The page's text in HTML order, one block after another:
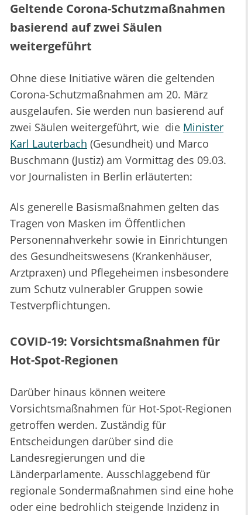
Geltende Corona-Schutzmaßnahmen
basierend auf zwei Säulen
weitergeführt
Ohne diese Initiative wären die geltenden
Corona-Schutzmaßnahmen am 20. März
ausgelaufen. Sie werden nun basierend auf
zwei Säulen weitergeführt, wie die Minister
Karl Lauterbach (Gesundheit) und Marco
Buschmann (Justiz) am Vormittag des 09.03.
vor Journalisten in Berlin erläuterten:
Als generelle Basismaßnahmen gelten das
Tragen von Masken im Öffentlichen
Personennahverkehr sowie in Einrichtungen
des Gesundheitswesens (Krankenhäuser,
Arztpraxen) und Pflegeheimen insbesondere
zum Schutz vulnerabler Gruppen sowie
Testverpflichtungen.
COVID-19: Vorsichtsmaßnahmen für
Hot-Spot-Regionen
Darüber hinaus können weitere
Vorsichtsmaßnahmen für Hot-Spot-Regionen
getroffen werden. Zuständig für
Entscheidungen darüber sind die
Landesregierungen und die
Länderparlamente. Ausschlaggebend für
regionale Sondermaßnahmen sind eine hohe
oder eine bedrohlich steigende Inzidenz in